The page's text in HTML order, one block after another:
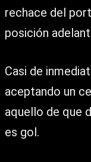
rechace del
posición
Casi de
aceptando un
aquello de que
es gol.